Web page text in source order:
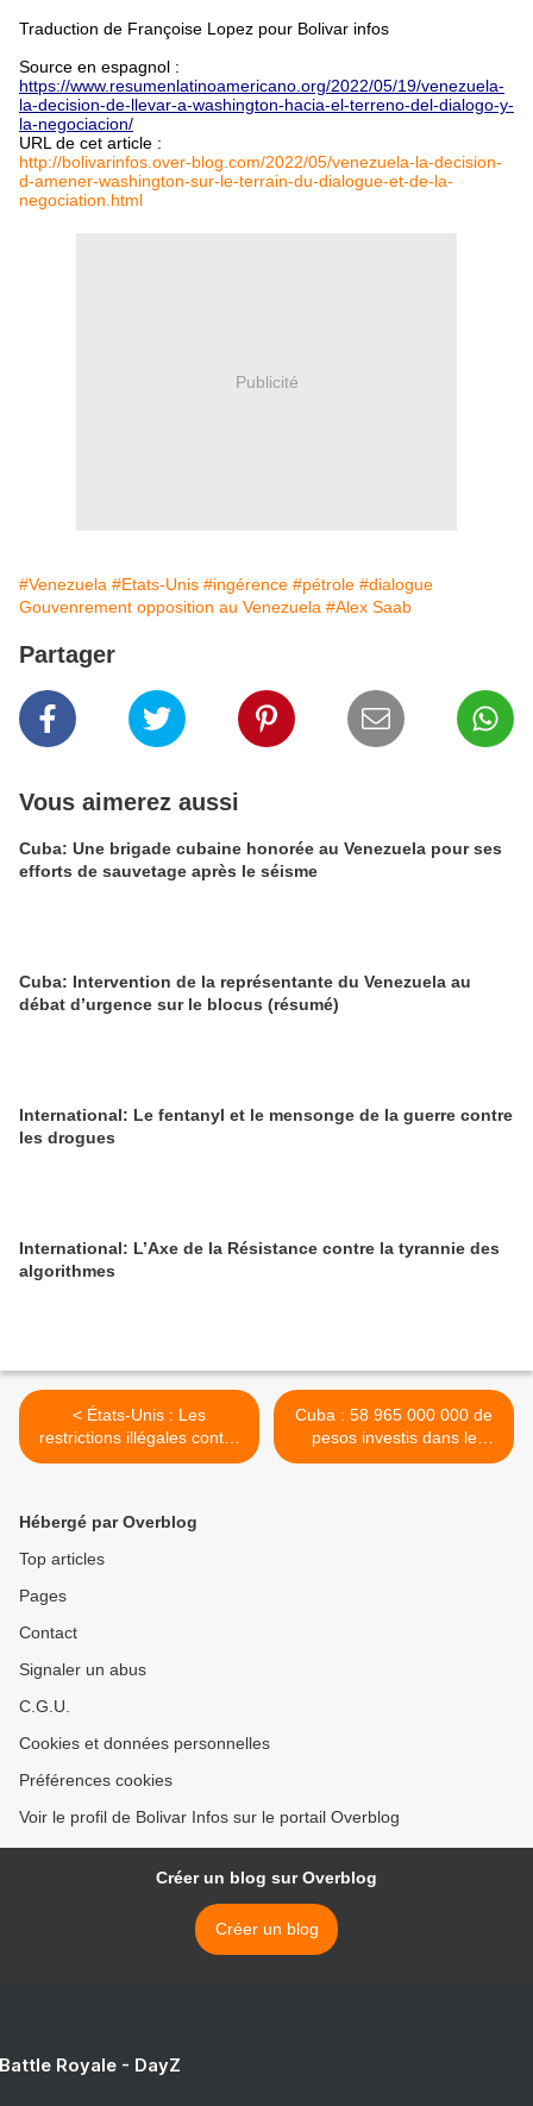
Traduction de Françoise Lopez pour Bolivar infos
Source en espagnol :
https://www.resumenlatinoamericano.org/2022/05/19/venezuela-
la-decision-de-llevar-a-washington-hacia-el-terreno-del-dialogo-y-
la-negociacion/
URL de cet article :
http://bolivarinfos.over-blog.com/2022/05/venezuela-la-decision-
d-amener-washington-sur-le-terrain-du-dialogue-et-de-la-
negociation.html
Publicité
#Venezuela #Etats-Unis #ingérence #pétrole #dialogue
Gouvenrement opposition au Venezuela #Alex Saab
Partager
Vous aimerez aussi
Cuba: Une brigade cubaine honorée au Venezuela pour ses
efforts de sauvetage après le séisme
Cuba: Intervention de la représentante du Venezuela au
débat d’urgence sur le blocus (résumé)
International: Le fentanyl et le mensonge de la guerre contre
les drogues
International: L’Axe de la Résistance contre la tyrannie des
algorithmes
< États-Unis : Les
restrictions illégales contre
Cuba et le Venezuela que
Cuba : 58 965 000 000 de
pesos investis dans le
secteur public en 2021 >
Hébergé par Overblog
Top articles
Pages
Contact
Signaler un abus
C.G.U.
Cookies et données personnelles
Préférences cookies
Voir le profil de Bolivar Infos sur le portail Overblog
Créer un blog sur Overblog
Créer un blog
Royale - DayZ